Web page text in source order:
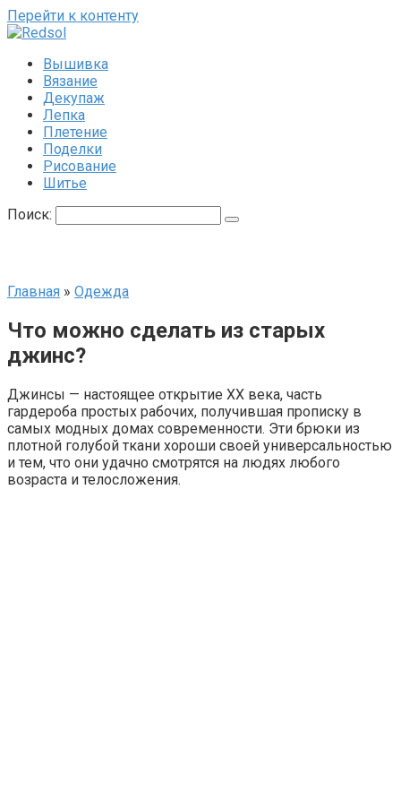
Перейти к контенту
Вышивка
Вязание
Декупаж
Лепка
Плетение
Поделки
Рисование
Шитье
Поиск:
Главная » Одежда
Что можно сделать из старых
джинс?
Джинсы — настоящее открытие ХХ века, часть
гардероба простых рабочих, получившая прописку в
самых модных домах современности. Эти брюки из
плотной голубой ткани хороши своей универсальностью
и тем, что они удачно смотрятся на людях любого
возраста и телосложения.